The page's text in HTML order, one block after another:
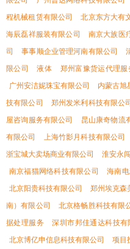
程机械租赁有限公司
北京东方大有
海辰磊祥服装有限公司
南京大族医
司
事事顺企业管理河南有限公司
限公司
液体 郑州富豫货运代理服
广州安洁妮珠宝有限公司
内蒙古旭
技有限公司
郑州发米利科技有限公司
屋咨询服务有限公司
昆山康奇物流
有限公司
上海竹影月科技有限公司
浙宝城大卖场商业有限公司
淮安永
南京福猫网络科技有限公司
海南电
北京阳贵科技有限公司
郑州埃克森
南）有限公司
北京格畅胜科技有限
据处理服务
深圳市邦佳通达科技有
北京博亿申信息科技有限公司
项目